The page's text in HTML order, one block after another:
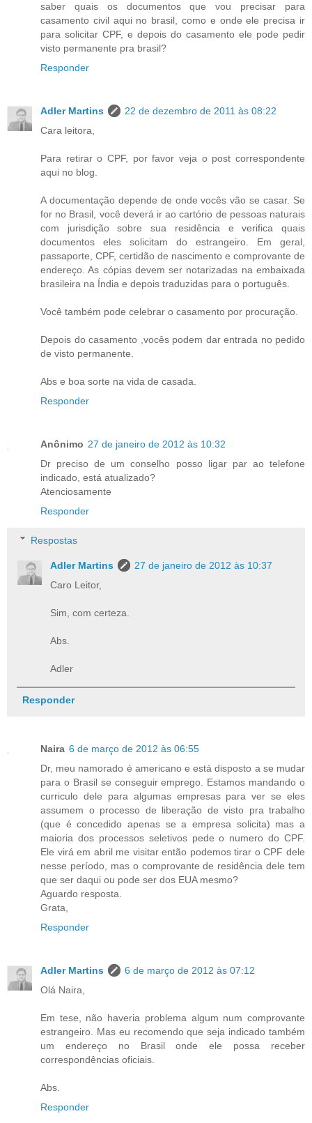
saber quais os documentos que vou precisar para
casamento civil aqui no brasil, como e onde ele precisa ir
para solicitar CPF, e depois do casamento ele pode pedir
visto permanente pra brasil?
Responder
Adler Martins
22 de dezembro de 2011 às 08:22
Cara leitora,
Para retirar o CPF, por favor veja o post correspondente
aqui no blog.
A documentação depende de onde vocês vão se casar. Se
for no Brasil, você deverá ir ao cartório de pessoas naturais
com jurisdição sobre sua residência e verifica quais
documentos eles solicitam do estrangeiro. Em geral,
passaporte, CPF, certidão de nascimento e comprovante de
endereço. As cópias devem ser notarizadas na embaixada
brasileira na Índia e depois traduzidas para o português.
Você também pode celebrar o casamento por procuração.
Depois do casamento ,vocês podem dar entrada no pedido
de visto permanente.
Abs e boa sorte na vida de casada.
Responder
Anônimo 27 de janeiro de 2012 às 10:32
Dr preciso de um conselho posso ligar par ao telefone
indicado, está atualizado?
Atenciosamente
Responder
Respostas
Adler Martins
27 de janeiro de 2012 às 10:37
Caro Leitor,
Sim, com certeza.
Abs.
Adler
Responder
Naira 6 de março de 2012 às 06:55
Dr, meu namorado é americano e está disposto a se mudar
para o Brasil se conseguir emprego. Estamos mandando o
curriculo dele para algumas empresas para ver se eles
assumem o processo de liberação de visto pra trabalho
(que é concedido apenas se a empresa solicita) mas a
maioria dos processos seletivos pede o numero do CPF.
Ele virá em abril me visitar então podemos tirar o CPF dele
nesse período, mas o comprovante de residência dele tem
que ser daqui ou pode ser dos EUA mesmo?
Aguardo resposta.
Grata,
Responder
Adler Martins
6 de março de 2012 às 07:12
Olá Naira,
Em tese, não haveria problema algum num comprovante
estrangeiro. Mas eu recomendo que seja indicado também
um endereço no Brasil onde ele possa receber
correspondências oficiais.
Abs.
Responder